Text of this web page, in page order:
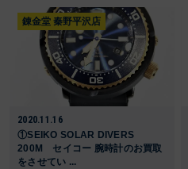
錬金堂 秦野平沢店
2020.11.16
①SEIKO SOLAR DIVERS
200M セイコー 腕時計のお買取
をさせてい ...